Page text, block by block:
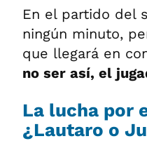
En el partido del
ningún minuto,
que llegará en
no ser así, el
La lucha por
¿Lautaro o